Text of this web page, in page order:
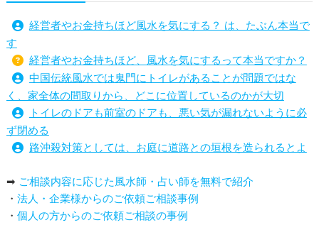
経営者やお金持ちほど風水を気にする？ は、たぶん本当で
す
経営者やお金持ちほど、風水を気にするって本当ですか？
中国伝統風水では鬼門にトイレがあることが問題ではな
く、家全体の間取りから、どこに位置しているのかが大切
トイレのドアも前室のドアも、悪い気が漏れないように必
ず閉める
路沖殺対策としては、お庭に道路との垣根を造られるとよ
庭を広げると路沖殺（ろちゅうさつ）は防げますか？
トイレ前室のドアの開け閉めについて
増築して家相の中心軸が変わると、鬼門の方角にあるトイ
➡ ご相談内容に応じた風水師・占い師を無料で紹介
・ 法人・企業様からのご依頼ご相談事例
・ 個人の方からのご依頼ご相談の事例